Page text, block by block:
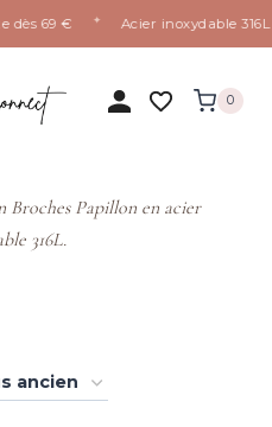
69 € ✦ Acier inoxydable 316L
0
Broches Papillon en acier
316L.